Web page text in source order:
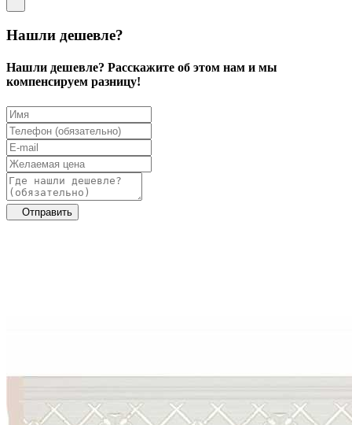
Нашли дешевле?
Нашли дешевле? Расскажите об этом нам и мы
компенсируем разницу!
Отправить